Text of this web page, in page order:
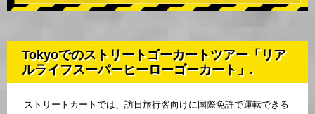
Tokyoでのストリートゴーカートツアー「リア
ルライフスーパーヒーローゴーカート」.
ストリートカートでは、訪日旅行客向けに国際免許で運転できる